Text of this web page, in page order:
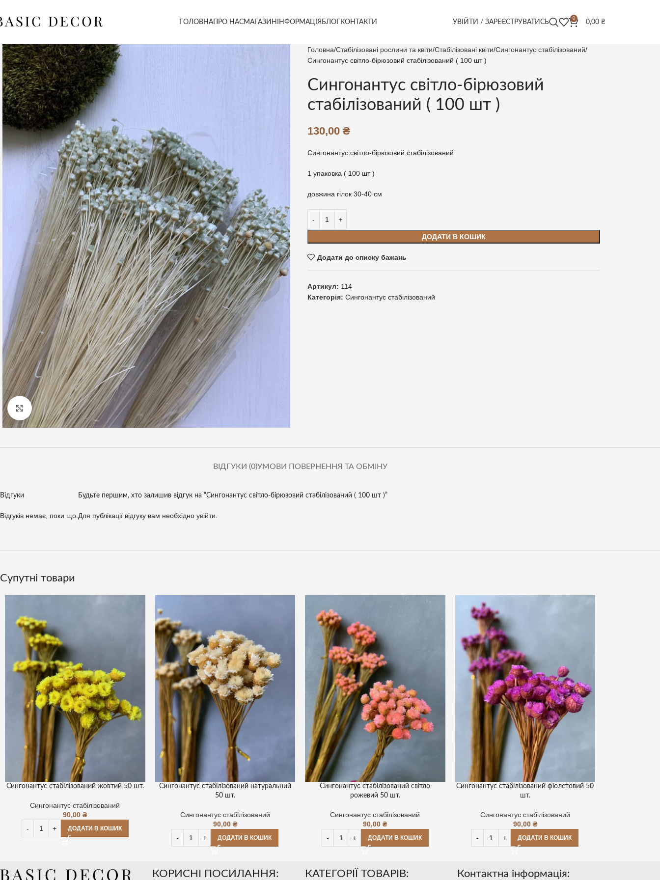
ГОЛОВНАПРО НАСМАГАЗИН ІНФОРМАЦІЯ БЛОГ КОНТАКТИ УВІЙТИ / ЗАРЕЄСТРУВАТИСЬ
0
0,00 ₴
Клацніть, щоб збільшити
Головна Стабілізовані рослини та квіти Стабілізовані квіти Сингонантус стабілізований
Сингонантус світло-бірюзовий стабілізований ( 100 шт )
Сингонантус світло-бірюзовий
стабілізований ( 100 шт )
130,00 ₴
Сингонантус світло-бірюзовий стабілізований
1 упаковка ( 100 шт )
довжина гілок 30-40 см
ДОДАТИ В КОШИК
Додати до списку бажань
Артикул: 114
Категорія: Сингонантус стабілізований
ВІДГУКИ (0)УМОВИ ПОВЕРНЕННЯ ТА ОБМІНУ
Відгуки
Відгуків немає, поки що.
Будьте першим, хто залишив відгук на “Сингонантус світло-бірюзовий стабілізований ( 100 шт )”
Для публікації відгуку вам необхідно увійти
Супутні товари
Сингонантус стабілізований жовтий 50 шт.
Сингонантус стабілізований
90,00₴
ДОДАТИ В КОШИК
Сингонантус стабілізований натуральний
50 шт.
Сингонантус стабілізований
90,00 ₴
ДОДАТИ В КОШИК
Сингонантус стабілізований світло
рожевий 50 шт.
Сингонантус стабілізований
90,00₴
ДОДАТИ В КОШИК
Сингонантус стабілізований фіолетовий 50
шт.
Сингонантус стабілізований
90,00 ₴
ДОДАТИ В КОШИК
КОРИСНІ ПОСИЛАННЯ: КАТЕГОРІЇ ТОВАРІВ: Контактна інформація: